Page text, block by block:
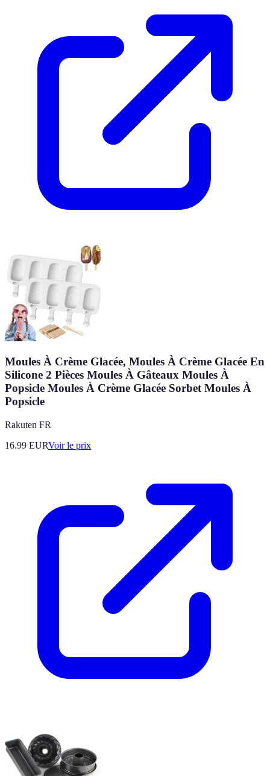
Moules À Crème Glacée, Moules À Crème Glacée En
Silicone 2 Pièces Moules À Gâteaux Moules À
Popsicle Moules À Crème Glacée Sorbet Moules À
Popsicle
Rakuten FR
16.99 EURVoir le prix